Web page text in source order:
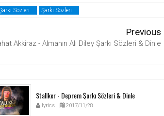
Sözleri Şarkı Sözleri
Previous
Akkiraz - Almanın Alı Diley Şarkı Sözleri & Dinle
Stallker - Deprem Şarkı Sözleri & Dinle
lyrics 2017/11/28